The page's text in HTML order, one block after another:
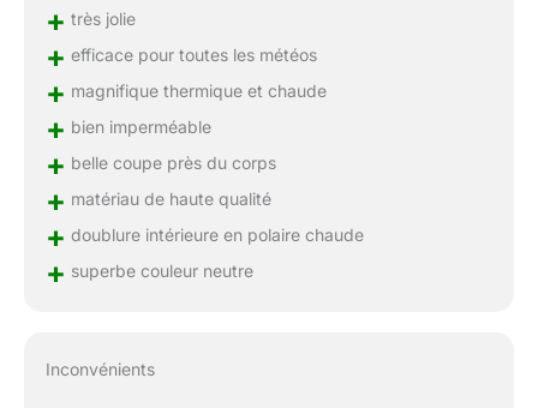
+ très jolie
+ efficace pour toutes les météos
+ magnifique thermique et chaude
+ bien imperméable
+ belle coupe près du corps
+ matériau de haute qualité
+ doublure intérieure en polaire chaude
+ superbe couleur neutre
Inconvénients